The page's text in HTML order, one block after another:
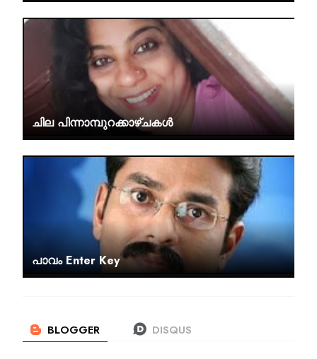
ചില പിന്നാമ്പുറക്കാഴ്‌ചകള്‍
പാവം Enter Key